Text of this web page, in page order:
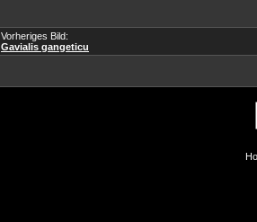
Vorheriges Bild:
Gavialis gangeticu